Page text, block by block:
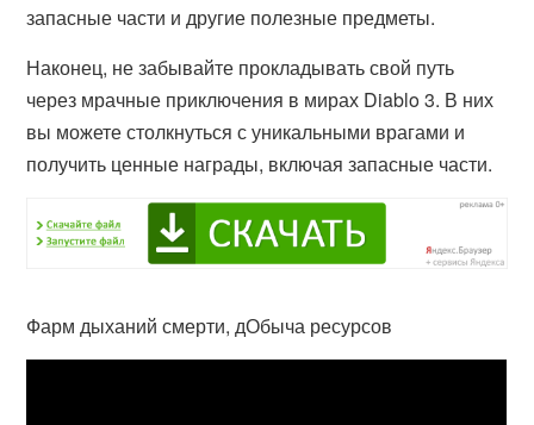
запасные части и другие полезные предметы.
Наконец, не забывайте прокладывать свой путь
через мрачные приключения в мирах Diablo 3. В них
вы можете столкнуться с уникальными врагами и
получить ценные награды, включая запасные части.
Фарм дыханий смерти, дОбыча ресурсов